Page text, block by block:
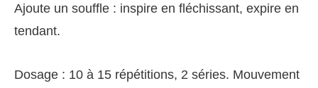
Ajoute un souffle : inspire en fléchissant, expire en
tendant.
Dosage : 10 à 15 répétitions, 2 séries. Mouvement